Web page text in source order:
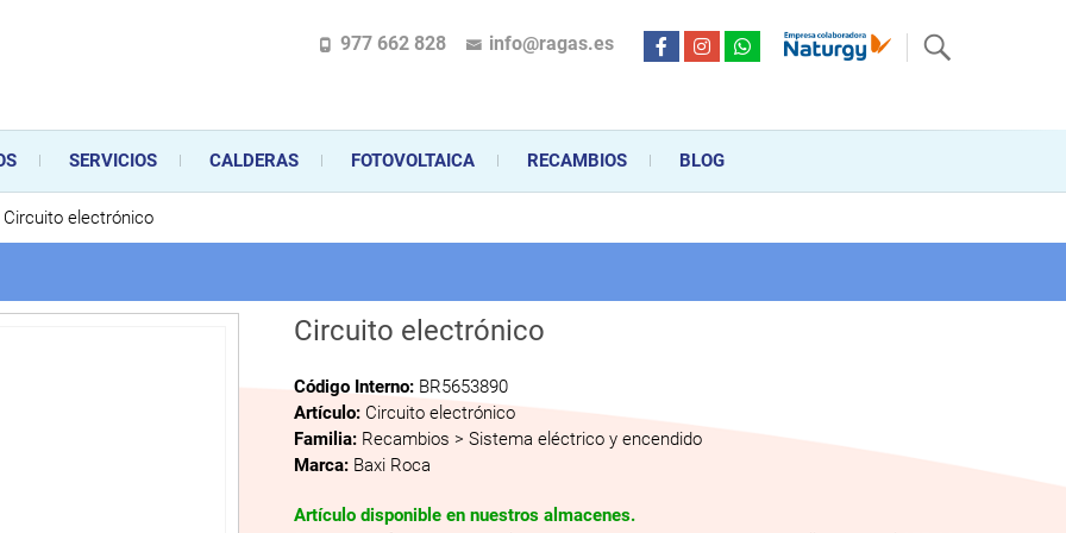
en la instalación, comercialización y mantenimiento de gas y electricidad desde hace más de 20 años . Acompañamos al cliente
aparatos de gas, climatización o electrodomésticos, desde el asesoramiento personalizado en la venta, montaje y reparación, hasta la
977 662 828 info@ragas.es
SERVICIOS CALDERAS FOTOVOLTAICA RECAMBIOS BLOG
Circuito electrónico
Circuito electrónico
Código Interno: BR5653890
Artículo: Circuito electrónico
Familia: Recambios > Sistema eléctrico y encendido
Marca: Baxi Roca
Artículo disponible en nuestros almacenes.